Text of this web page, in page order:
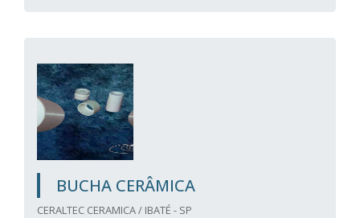
BUCHA CERÂMICA
CERALTEC CERAMICA / IBATÉ - SP